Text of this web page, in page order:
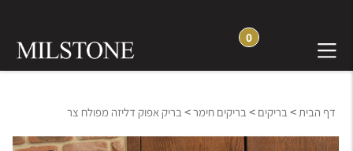
0
דף הבית> בריקים > בריקים חימר> בריק אפוק דליזה מפולח צר